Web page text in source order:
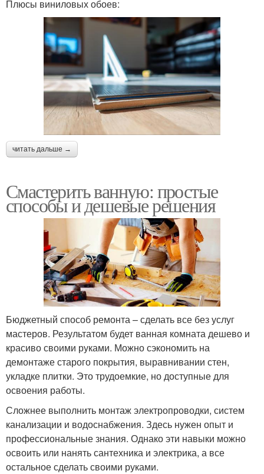
Плюсы виниловых обоев:
читать дальше →
Смастерить ванную: простые
способы и дешевые решения
Бюджетный способ ремонта – сделать все без услуг
мастеров. Результатом будет ванная комната дешево и
красиво своими руками. Можно сэкономить на
демонтаже старого покрытия, выравнивании стен,
укладке плитки. Это трудоемкие, но доступные для
освоения работы.
Сложнее выполнить монтаж электропроводки, систем
канализации и водоснабжения. Здесь нужен опыт и
профессиональные знания. Однако эти навыки можно
освоить или нанять сантехника и электрика, а все
остальное сделать своими руками.